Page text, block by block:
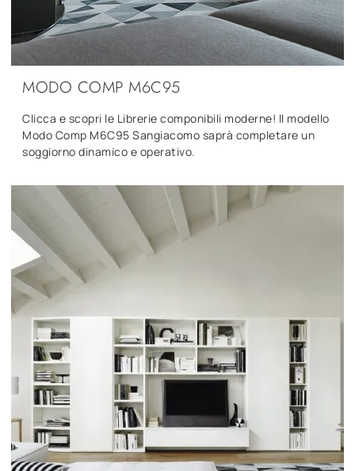
MODO COMP M6C95
Clicca e scopri le Librerie componibili moderne! Il modello
Modo Comp M6C95 Sangiacomo saprà completare un
soggiorno dinamico e operativo.